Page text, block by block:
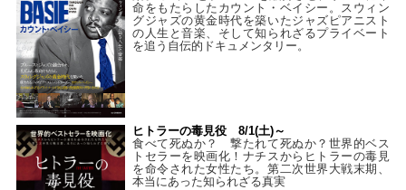
命をもたらしたカウント・ベイシー。スウィン
グジャズの黄金時代を築いたジャズピアニスト
の人生と音楽、そして知られざるプライベート
を追う自伝的ドキュメンタリー。
ヒトラーの毒見役 8/1(土)～
食べて死ぬか？ 撃たれて死ぬか？世界的ベス
トセラーを映画化！ナチスからヒトラーの毒見
を命令された女性たち。第二次世界大戦末期、
本当にあった知られざる真実